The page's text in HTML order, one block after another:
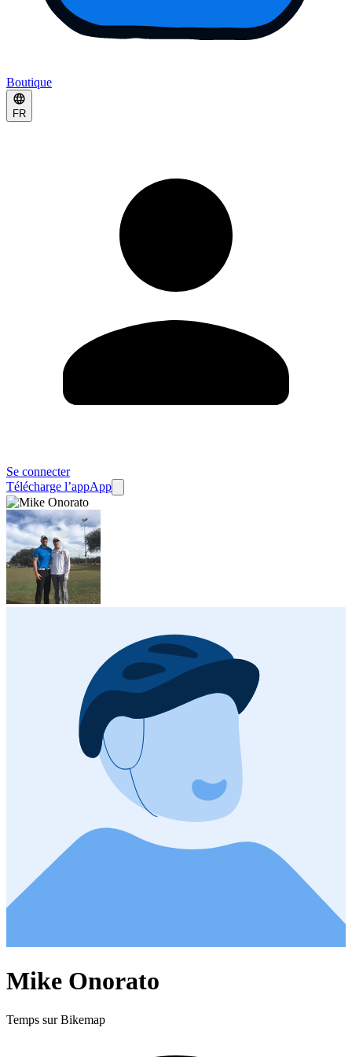
Boutique
FR
Se connecter
Télécharge l’appApp
Mike Onorato
Temps sur Bikemap